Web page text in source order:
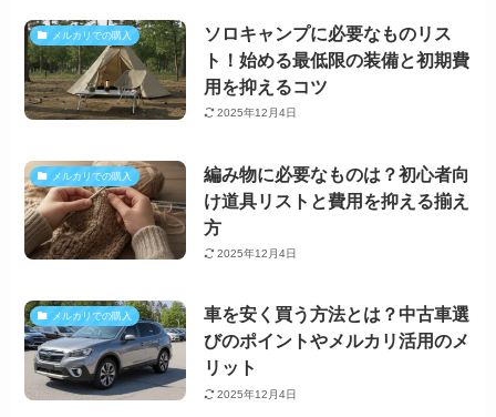
メルカリでの購入
ソロキャンプに必要なものリス
ト！始める最低限の装備と初期費
用を抑えるコツ
2025年12月4日
メルカリでの購入
編み物に必要なものは？初心者向
け道具リストと費用を抑える揃え
方
2025年12月4日
メルカリでの購入
車を安く買う方法とは？中古車選
びのポイントやメルカリ活用のメ
リット
2025年12月4日